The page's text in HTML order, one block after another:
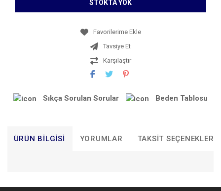
STOKTA YOK
Tavsiye Et
Karşılaştır
Sıkça Sorulan Sorular Beden Tablosu
ÜRÜN BILGISI YORUMLAR TAKSIT SEÇENEKLERI
Bu ürünün fiyat bilgisi, resim, ürün açıklamalarında ve diğer